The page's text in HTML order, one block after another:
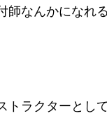
なんかになれ
トラクターとし